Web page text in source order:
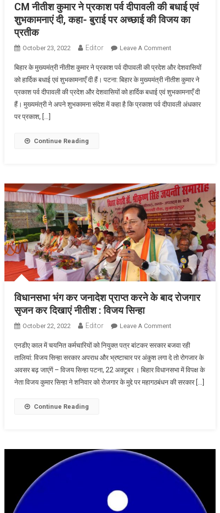
CM नीतीश कुमार ने प्रकाश पर्व दीपावली की बधाई एवं
शुभकामनाएं दी, कहा- बुराई पर अच्छाई की विजय का
प्रतीक
October 23, 2022 Editor Leave A CommentOn
नीतीश
कुमार
ने
प्रकाश
दी,
कहा-
बुराई
पर
अच्छाई
की
विजय
का
प्रतीक
बिहार के मुख्यमंत्री नीतीश कुमार ने प्रकाश पर्व दीपावली की प्रदेश और देशवासियों
को हार्दिक बधाई एवं शुभकामनाएँ दी हैं। पटना: बिहार के मुख्यमंत्री नीतीश कुमार ने
प्रकाश पर्व दीपावली की प्रदेश और देशवासियों को हार्दिक बधाई एवं शुभकामनाएँ दी
हैं। मुख्यमंत्री ने अपने शुभकामना संदेश में कहा है कि प्रकाश पर्व दीपावली अंधकार
पर प्रकाश, […]
Continue Reading
विधानसभा भंग कर जनादेश प्राप्त करने के बाद रोजगार
सृजन कर दिखाएं नीतीश : विजय सिन्हा
October 22, 2022 Editor Leave A CommentOn
भंग
कर
जनादेश
प्राप्त
कर
नीतीश
एनडीए काल में चयनित कर्मचारियों को नियुक्त पत्र बांटकर सरकार बजवा रही
तालियां: विजय सिन्हा सरकार अपराध और भ्रष्टाचार पर अंकुश लगा दे तो रोगजार के
अवसर बढ़ जाएंगें – विजय सिन्हा पटना, 22 अक्टूबर । बिहार विधानसभा में विपक्ष के
नेता विजय कुमार सिन्हा ने शनिवार को रोजगार के मुद्दे पर महागठबंधन की सरकार […]
Continue Reading